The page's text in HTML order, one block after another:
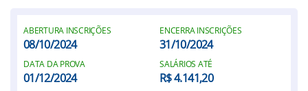
ABERTURA INSCRIÇÕES
08/10/2024
ENCERRA INSCRIÇÕES
31/10/2024
DATA DA PROVA
01/12/2024
SALÁRIOS ATÉ
R$ 4.141,20